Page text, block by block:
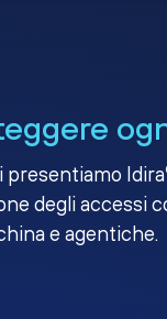
presentiamo Idira
degli accessi
e agentiche.